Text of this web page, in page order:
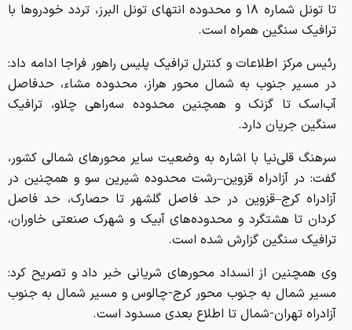
تا تونل شماره ۱۸ و محدوده انتهای تونل البرز، تردد خودروها با
ترافیک سنگین همراه است.
رئیس مرکز اطلاعات و کنترل ترافیک پلیس راهور فراجا ادامه داد:
در مسیر جنوب به شمال محور هراز، محدوده مشاء، حدفاصل
آب‌اسک تا گزنک و همچنین محدوده سه‌راهی چلاو، ترافیک
سنگین جریان دارد.
سرهنگ قلی‌نیا با اشاره به وضعیت سایر محورهای شمالی کشور،
گفت: در آزادراه قزوین–رشت محدوده شیرین سو و همچنین در
آزادراه کرج–قزوین در حد فاصل گلشهر تا حصارک، حد فاصل
کردان تا هشتگرد و محدوده‌های آبیک و شهرک صنعتی خاوران،
ترافیک سنگین گزارش شده است.
وی همچنین از انسداد محورهای شریانی خبر داد و تصریح کرد:
مسیر شمال به جنوب محور کرج-چالوس و مسیر شمال به جنوب
آزادراه تهران-شمال تا اطلاع بعدی مسدود است.